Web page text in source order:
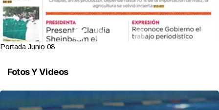
Portada Junio 08
Fotos Y Videos